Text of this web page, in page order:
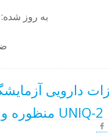
به روز شده:
دارویی
منظوره و فیلتر ارتعاش UNIQ-2